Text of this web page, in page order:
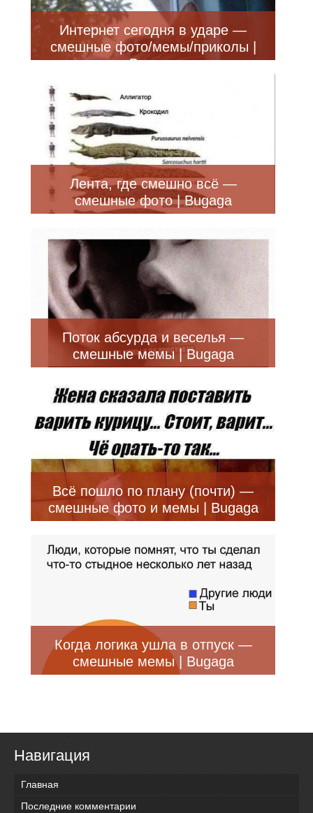
Интернет сегодня в ударе —
смешные фото/мемы/приколы |
Bugaga
Лента, где смешно всё —
смешные фото | Bugaga
Поток абсурда и веселья —
смешные мемы | Bugaga
Всё пошло по плану (почти) —
смешные фото и мемы | Bugaga
Когда логика ушла в отпуск —
смешные мемы | Bugaga
Навигация
Главная
Последние комментарии